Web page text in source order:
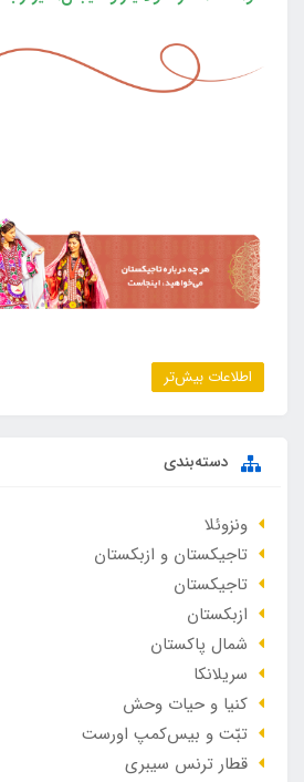
اطلاعات بیش‌تر
دسته‌بندی
ونزوئلا
تاجیکستان و ازبکستان
تاجیکستان
ازبکستان
شمال پاکستان
سریلانکا
کنیا و حیات وحش
تبّت و بیس‌کمپ اورست
قطار ترنس سیبری